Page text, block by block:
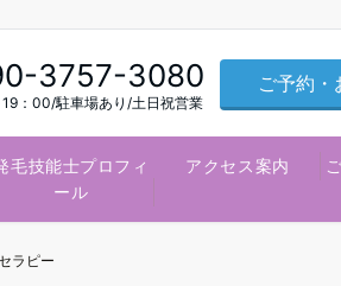
3757-3080
：00/駐車場あり/土日祝営業
ご予約・
毛技能士プロフィ
ール
アクセス案内
ラピー